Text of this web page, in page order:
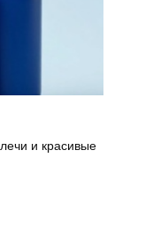
и красивые